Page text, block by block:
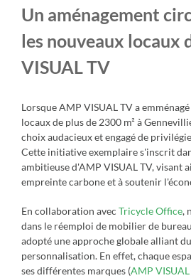
Un aménagement
les nouveaux locaux
VISUAL TV
LorsqueAMP VISUAL TVa
locaux de plus de 2300 m² à
choix audacieux et engagé de
Cette initiative exemplaire s'inscrit
ambitieuse d'AMP VISUAL TV, visant
empreinte carbone et à soutenir
En collaboration avec Tricycle Office,
dans le réemploi de mobilier de
adopté une approche globale alliant
personnalisation. En effet, chaque
ses différentes marques (AMP VISUAL